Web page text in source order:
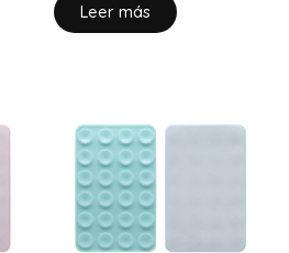
Leer más